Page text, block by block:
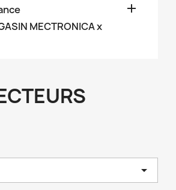

MECTRONICA x
